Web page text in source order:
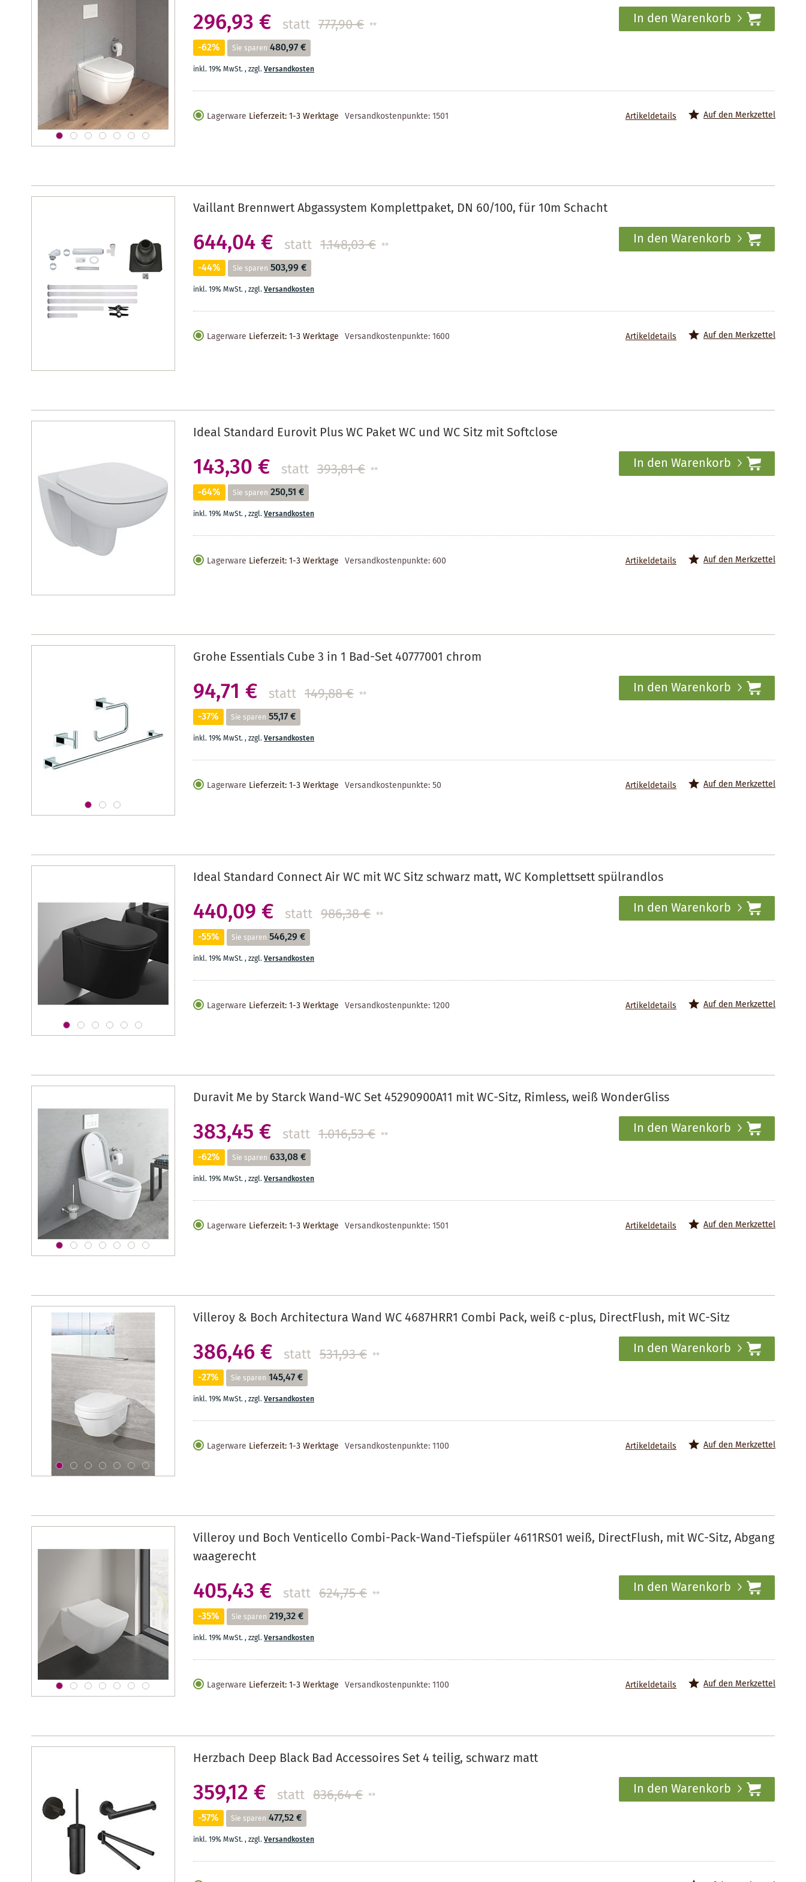
296,93 € statt 777,90 € **
-62% Sie sparen 480,97 €
inkl. 19% MwSt.,zzgl.Versandkosten
In den Warenkorb
Lagerware Lieferzeit: 1-3 Werktage Versandkostenpunkte:1501 Auf den Merkzettel
Artikeldetails
Vaillant Brennwert Abgassystem Komplettpaket, DN 60/100, für 10m Schacht
644,04 € statt 1.148,03 € **
-44% Sie sparen 503,99 €
inkl. 19% MwSt.,zzgl.Versandkosten
In den Warenkorb
Lagerware Lieferzeit: 1-3 Werktage Versandkostenpunkte:1600 Auf den Merkzettel
Artikeldetails
Ideal Standard Eurovit Plus WC Paket WC und WC Sitz mit Softclose
143,30 € statt 393,81 € **
-64% Sie sparen 250,51 €
inkl. 19% MwSt.,zzgl.Versandkosten
In den Warenkorb
Lagerware Lieferzeit: 1-3 Werktage Versandkostenpunkte:600 Auf den Merkzettel
Artikeldetails
Grohe Essentials Cube 3 in 1 Bad-Set 40777001 chrom
94,71 € statt 149,88 € **
-37% Sie sparen 55,17 €
inkl. 19% MwSt.,zzgl.Versandkosten
In den Warenkorb
Lagerware Lieferzeit: 1-3 Werktage Versandkostenpunkte:50 Auf den Merkzettel
Artikeldetails
Ideal Standard Connect Air WC mit WC Sitz schwarz matt, WC Komplettsett spülrandlos
440,09 € statt 986,38 € **
-55% Sie sparen 546,29 €
inkl. 19% MwSt.,zzgl.Versandkosten
In den Warenkorb
Lagerware Lieferzeit: 1-3 Werktage Versandkostenpunkte:1200 Auf den Merkzettel
Artikeldetails
Duravit Me by Starck Wand-WC Set 45290900A11 mit WC-Sitz, Rimless, weiß WonderGliss
383,45 € statt 1.016,53 € **
-62% Sie sparen 633,08 €
inkl. 19% MwSt.,zzgl.Versandkosten
In den Warenkorb
Lagerware Lieferzeit: 1-3 Werktage Versandkostenpunkte:1501 Auf den Merkzettel
Artikeldetails
Villeroy & Boch Architectura Wand WC 4687HRR1 Combi Pack, weiß c-plus, DirectFlush, mit WC-Sitz
386,46 € statt 531,93 € **
-27% Sie sparen 145,47 €
inkl. 19% MwSt.,zzgl.Versandkosten
In den Warenkorb
Lagerware Lieferzeit: 1-3 Werktage Versandkostenpunkte:1100 Auf den Merkzettel
Artikeldetails
Villeroy und Boch Venticello Combi-Pack-Wand-Tiefspüler 4611RS01 weiß, DirectFlush, mit WC-Sitz, Abgang
waagerecht
405,43 € statt 624,75 € **
-35% Sie sparen 219,32 €
inkl. 19% MwSt.,zzgl.Versandkosten
In den Warenkorb
Lagerware Lieferzeit: 1-3 Werktage Versandkostenpunkte:1100 Auf den Merkzettel
Artikeldetails
Herzbach Deep Black Bad Accessoires Set 4 teilig, schwarz matt
359,12 € statt 836,64 € **
-57% Sie sparen 477,52 €
inkl. 19% MwSt.,zzgl.Versandkosten
In den Warenkorb